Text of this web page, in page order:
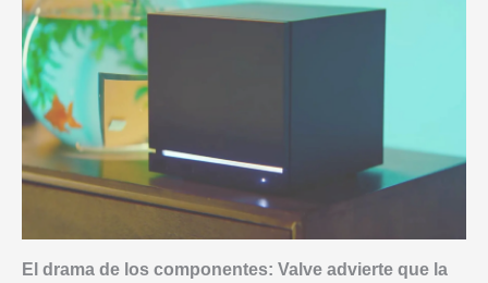
El drama de los componentes: Valve advierte que la